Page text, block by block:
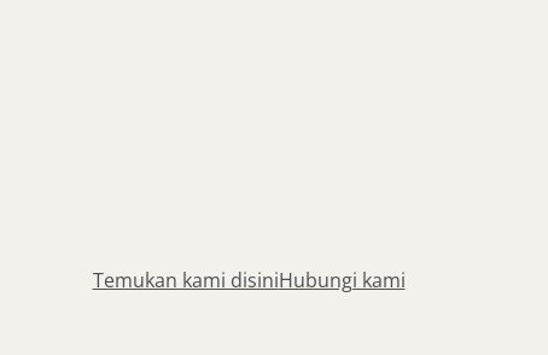
Temukan kami disiniHubungi kami